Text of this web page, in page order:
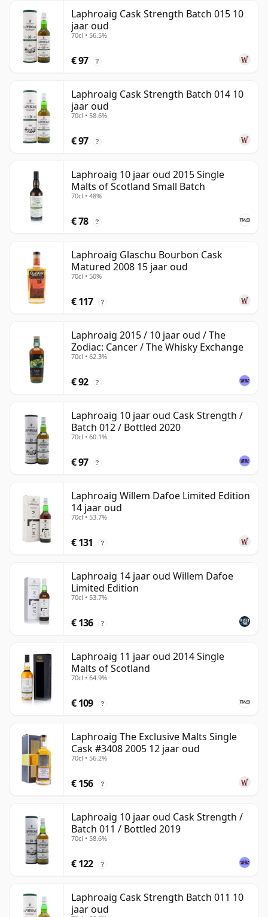
Laphroaig Cask Strength Batch 015 10
jaar oud
70cl • 56.5%
€ 97 ?
Laphroaig Cask Strength Batch 014 10
jaar oud
70cl • 58.6%
€ 97 ?
Laphroaig 10 jaar oud 2015 Single
Malts of Scotland Small Batch
70cl • 48%
€ 78 ?
Laphroaig Glaschu Bourbon Cask
Matured 2008 15 jaar oud
70cl • 50%
€ 117 ?
Laphroaig 2015 / 10 jaar oud / The
Zodiac: Cancer / The Whisky Exchange
70cl • 62.3%
€ 92 ?
Laphroaig 10 jaar oud Cask Strength /
Batch 012 / Bottled 2020
70cl • 60.1%
€ 97 ?
Laphroaig Willem Dafoe Limited Edition
14 jaar oud
70cl • 53.7%
€ 131 ?
Laphroaig 14 jaar oud Willem Dafoe
Limited Edition
70cl • 53.7%
€ 136 ?
Laphroaig 11 jaar oud 2014 Single
Malts of Scotland
70cl • 64.9%
€ 109 ?
Laphroaig The Exclusive Malts Single
Cask #3408 2005 12 jaar oud
70cl • 56.2%
€ 156 ?
Laphroaig 10 jaar oud Cask Strength /
Batch 011 / Bottled 2019
70cl • 58.6%
€ 122 ?
Laphroaig Cask Strength Batch 011 10
jaar oud